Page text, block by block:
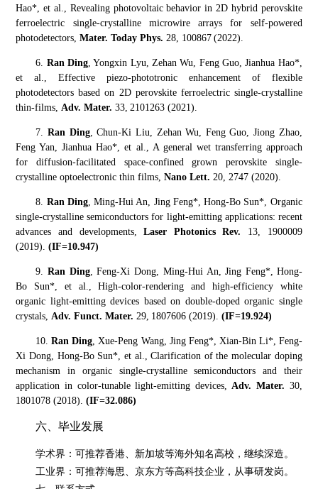
Hao* , et al., Revealing photovoltaic behavior in 2D hybrid perovskite
ferroelectric single-crystalline microwire arrays for self-powered
photodetectors ,Mater. Today Phys. 28, 100867 (2022).
6. Ran Ding , Yongxin Lyu, Zehan Wu, Feng Guo, Jianhua Hao*,
et al.,Effective piezo-phototronic enhancement of flexible
photodetectors based on 2D perovskite ferroelectric single-crystalline
thin-films, Adv. Mater.33, 2101263 (2021).
7.Ran Ding, Chun-Ki Liu, Zehan Wu, Feng Guo, Jiong Zhao,
Feng Yan, Jianhua Hao* , et al., A general wet transferring approach
for diffusion-facilitated space-confined grown perovskite single-
crystalline optoelectronic thin films,Nano Lett. 20, 2747 (2020).
8. Ran Ding, Ming-Hui An, Jing Feng*, Hong-Bo Sun* , Organic
single-crystalline semiconductors for light-emitting applications: recent
advances and developments,Laser Photonics Rev. 13, 1900009
(2019). (IF=10.947)
9.Ran Ding,Feng-Xi Dong, Ming-Hui An,Jing Feng*, Hong-
Bo Sun*, et al.,High-color-rendering and high-efficiency white
organic light-emitting devices based on double-doped organic single
crystals, Adv. Funct. Mater. 29, 1807606 (2019). (IF=19.924)
10.Ran Ding , Xue-Peng Wang, Jing Feng*, Xian-Bin Li*, Feng-
Xi Dong, Hong-Bo Sun*, et al.,Clarification of the molecular doping
mechanism in organic single-crystalline semiconductors and their
application in color-tunable light-emitting devices, Adv. Mater. 30,
1801078 (2018). (IF=32.086)
六、毕业发展
学术界：可推荐香港、新加坡等海外知名高校，继续深造。
工业界：可推荐海思、京东方等高科技企业，从事研发岗。